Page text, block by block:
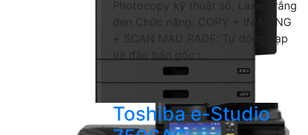
Photocopy kỹ thuật số, Laser trắng
đen Chức năng: COPY + IN MẠNG
+ SCAN MÀU RADF: Tự động nạp
và đảo bản gốc :...
Toshiba e-Studio